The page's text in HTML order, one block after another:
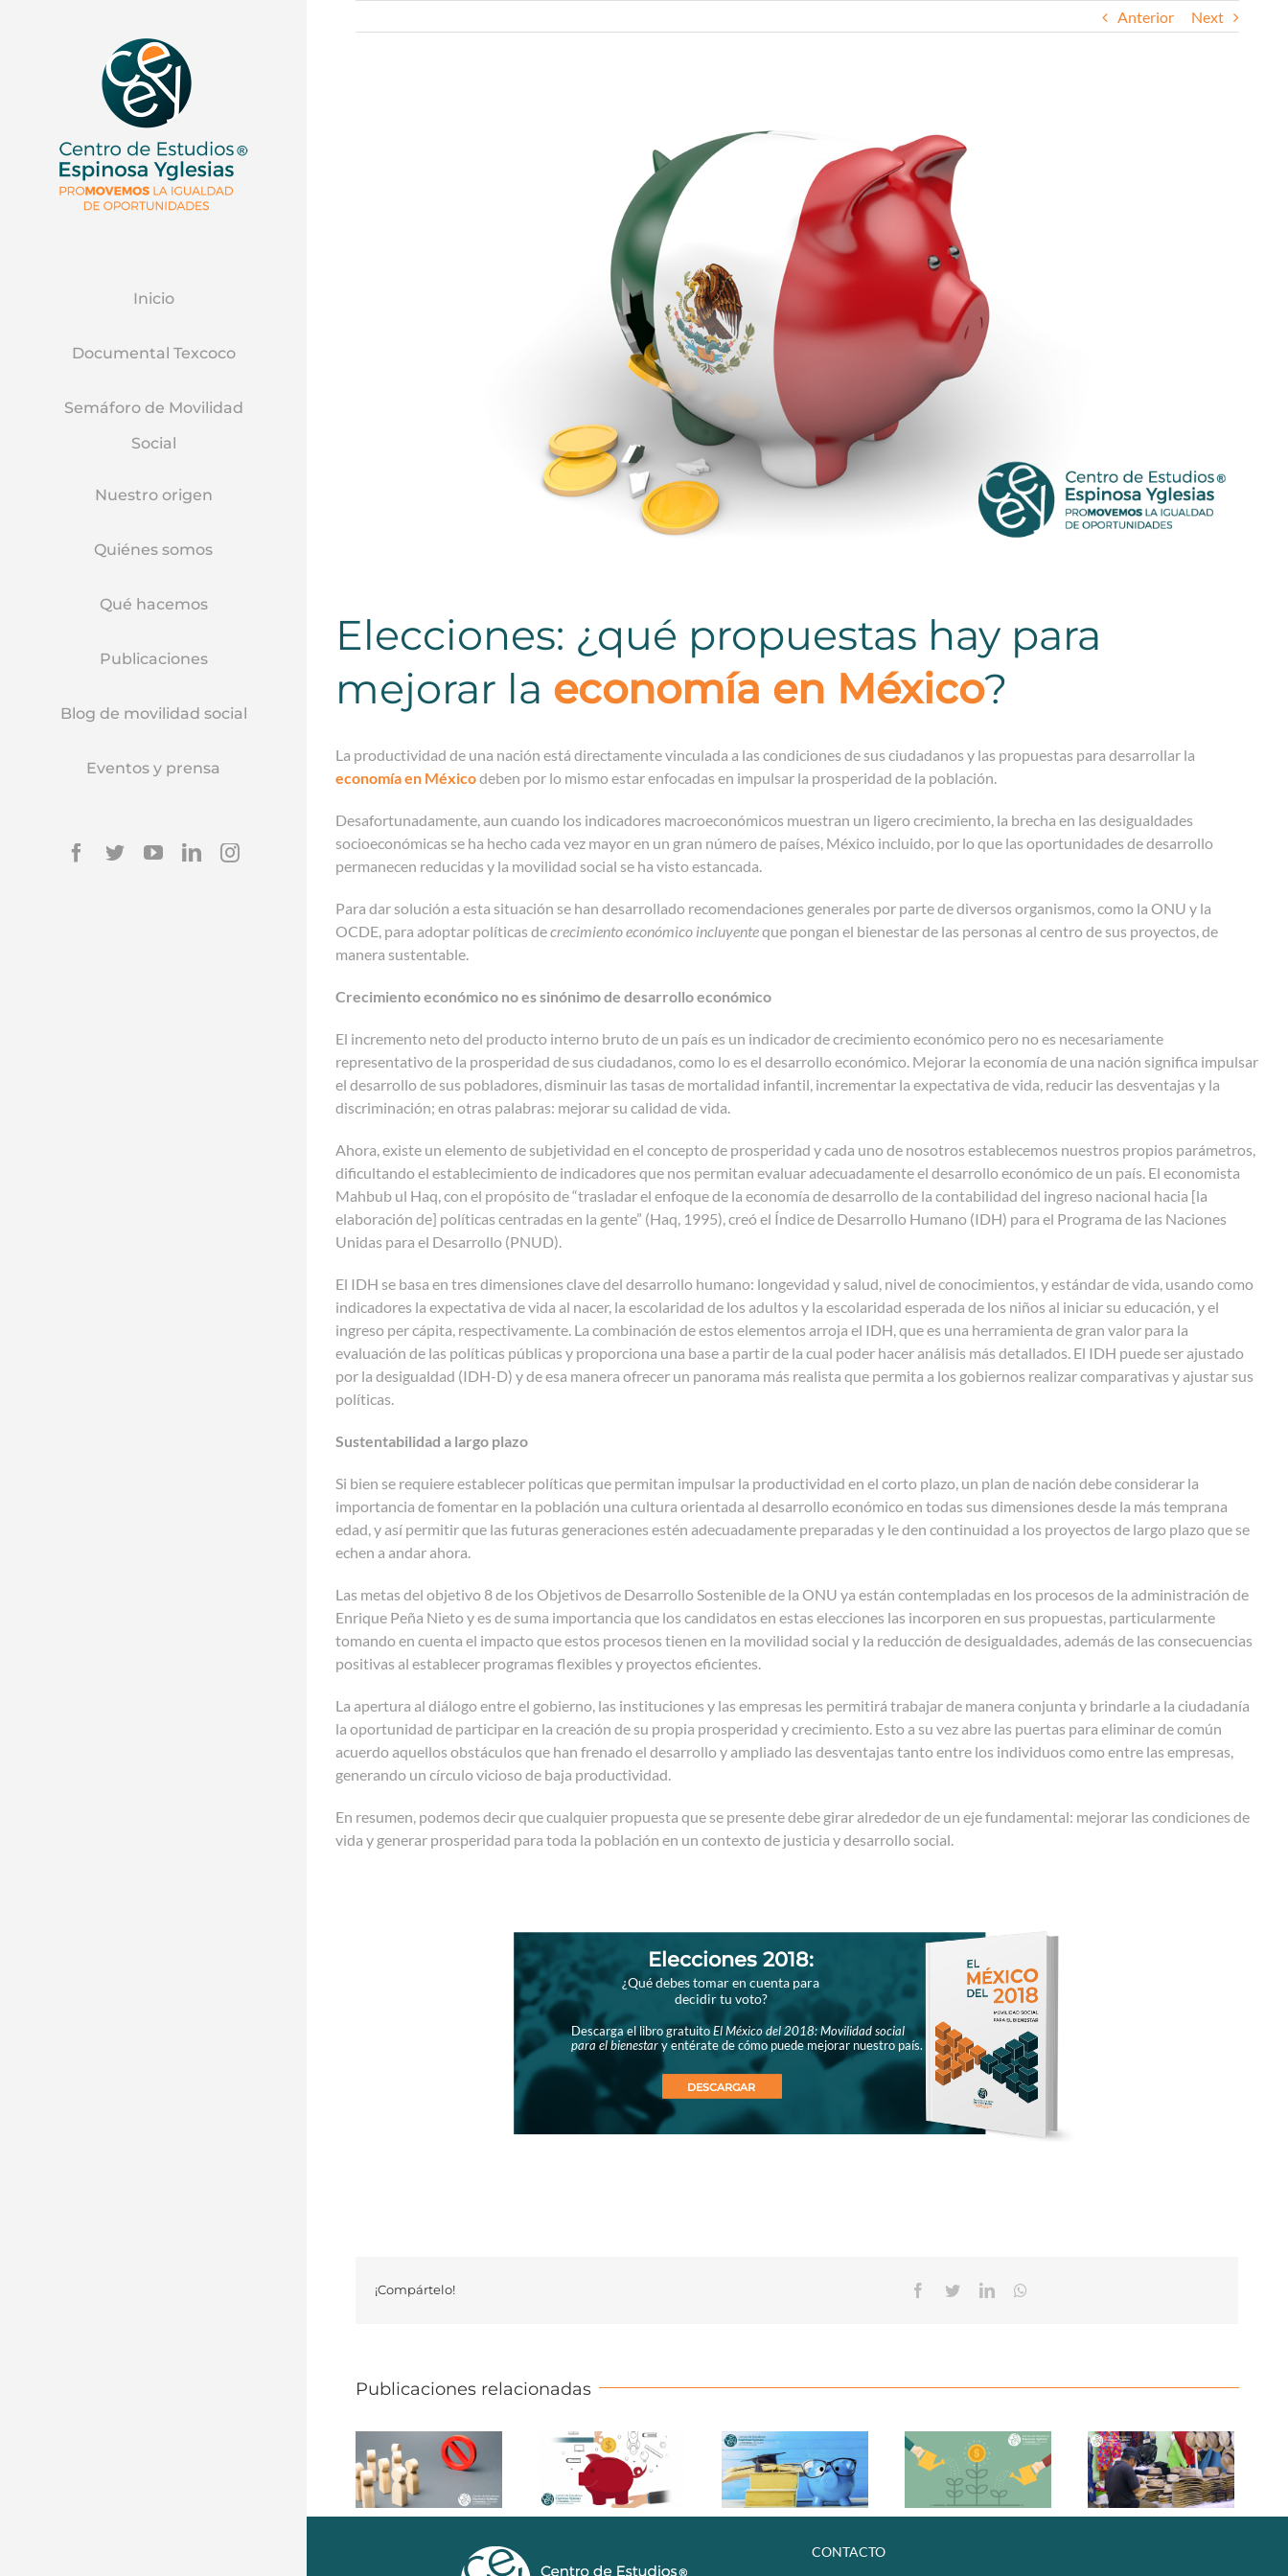
Inicio
Documental Texcoco
Semáforo de Movilidad
Social
Nuestro origen
Quiénes somos
Qué hacemos
Publicaciones
Blog de movilidad social
Eventos y prensa
Facebook
TwitterYouTubeLinkedinInstagram
Anterior Next
Elecciones: ¿qué propuestas hay para
mejorar la economía en México?
La productividad de una nación está directamente vinculada a las condiciones de sus ciudadanos y las propuestas para desarrollar la
economía en Méxicodeben por lo mismo estar enfocadas en impulsar la prosperidad de la población.
Desafortunadamente, aun cuando los indicadores macroeconómicos muestran un ligero crecimiento, la brecha en las desigualdades
socioeconómicas se ha hecho cada vez mayor en un gran número de países, México incluido, por lo que las oportunidades de desarrollo
permanecen reducidas y la movilidad social se ha visto estancada.
Para dar solución a esta situación se han desarrollado recomendaciones generales por parte de diversos organismos, como la ONU y la
OCDE, para adoptar políticas decrecimiento económico incluyenteque pongan el bienestar de las personas al centro de sus proyectos, de
manera sustentable.
Crecimiento económico no es sinónimo de desarrollo económico
El incremento neto del producto interno bruto de un país es un indicador de crecimiento económico pero no es necesariamente
representativo de la prosperidad de sus ciudadanos, como lo es el desarrollo económico. Mejorar la economía de una nación significa impulsar
el desarrollo de sus pobladores, disminuir las tasas de mortalidad infantil, incrementar la expectativa de vida, reducir las desventajas y la
discriminación; en otras palabras: mejorar su calidad de vida.
Ahora, existe un elemento de subjetividad en el concepto de prosperidad y cada uno de nosotros establecemos nuestros propios parámetros,
dificultando el establecimiento de indicadores que nos permitan evaluar adecuadamente el desarrollo económico de un país. El economista
Mahbub ul Haq, con el propósito de “trasladar el enfoque de la economía de desarrollo de la contabilidad del ingreso nacional hacia [la
elaboración de] políticas centradas en la gente” (Haq, 1995), creó el Índice de Desarrollo Humano (IDH) para el Programa de las Naciones
Unidas para el Desarrollo (PNUD).
El IDH se basa en tres dimensiones clave del desarrollo humano: longevidad y salud, nivel de conocimientos, y estándar de vida, usando como
indicadores la expectativa de vida al nacer, la escolaridad de los adultos y la escolaridad esperada de los niños al iniciar su educación, y el
ingreso per cápita, respectivamente. La combinación de estos elementos arroja el IDH, que es una herramienta de gran valor para la
evaluación de las políticas públicas y proporciona una base a partir de la cual poder hacer análisis más detallados. El IDH puede ser ajustado
por la desigualdad (IDH-D) y de esa manera ofrecer un panorama más realista que permita a los gobiernos realizar comparativas y ajustar sus
políticas.
Sustentabilidad a largo plazo
Si bien se requiere establecer políticas que permitan impulsar la productividad en el corto plazo, un plan de nación debe considerar la
importancia de fomentar en la población una cultura orientada al desarrollo económico en todas sus dimensiones desde la más temprana
edad, y así permitir que las futuras generaciones estén adecuadamente preparadas y le den continuidad a los proyectos de largo plazo que se
echen a andar ahora.
Las metas del objetivo 8 de los Objetivos de Desarrollo Sostenible de la ONU ya están contempladas en los procesos de la administración de
Enrique Peña Nieto y es de suma importancia que los candidatos en estas elecciones las incorporen en sus propuestas, particularmente
tomando en cuenta el impacto que estos procesos tienen en la movilidad social y la reducción de desigualdades, además de las consecuencias
positivas al establecer programas flexibles y proyectos eficientes.
La apertura al diálogo entre el gobierno, las instituciones y las empresas les permitirá trabajar de manera conjunta y brindarle a la ciudadanía
la oportunidad de participar en la creación de su propia prosperidad y crecimiento. Esto a su vez abre las puertas para eliminar de común
acuerdo aquellos obstáculos que han frenado el desarrollo y ampliado las desventajas tanto entre los individuos como entre las empresas,
generando un círculo vicioso de baja productividad.
En resumen, podemos decir que cualquier propuesta que se presente debe girar alrededor de un eje fundamental: mejorar las condiciones de
vida y generar prosperidad para toda la población en un contexto de justicia y desarrollo social.
Elecciones 2018:
¿Qué debes tomar en cuenta para
decidir tu voto?
Descarga el libro gratuitoEl México del 2018: Movilidad social
para el bienestar y entérate de cómo puede mejorar nuestro país.
DESCARGAR
¡Compártelo! Facebook
TwitterLinkedin
Publicaciones relacionadas
CONTACTO